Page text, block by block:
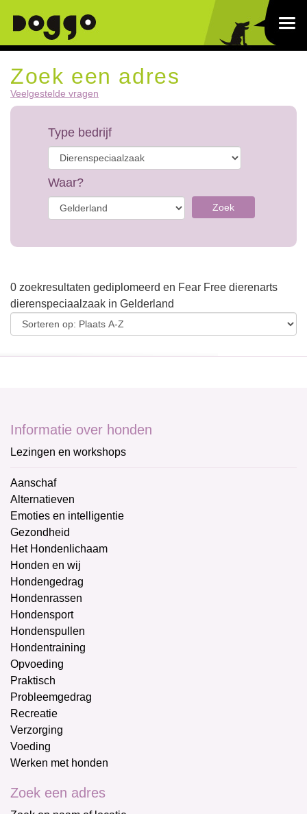
Zoek een adres
Veelgestelde vragen
Type bedrijf
Waar?
Zoek
0 zoekresultaten gediplomeerd en Fear Free dierenarts
dierenspeciaalzaak in Gelderland
Informatie over honden
Lezingen en workshops
Aanschaf
Alternatieven
Emoties en intelligentie
Gezondheid
Het Hondenlichaam
Honden en wij
Hondengedrag
Hondenrassen
Hondensport
Hondenspullen
Hondentraining
Opvoeding
Praktisch
Probleemgedrag
Recreatie
Verzorging
Voeding
Werken met honden
Zoek een adres